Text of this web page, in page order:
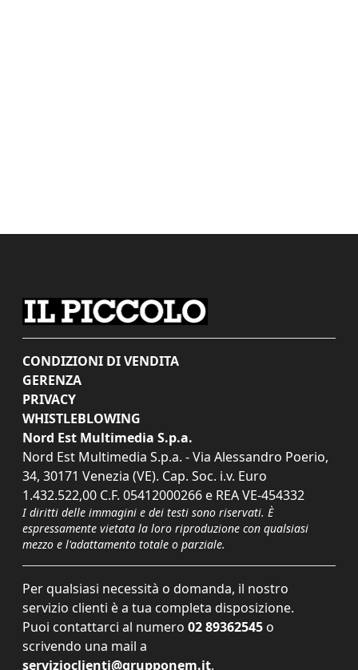
CONDIZIONI DI VENDITA
GERENZA
PRIVACY
WHISTLEBLOWING
Nord Est Multimedia S.p.a.
Nord Est Multimedia S.p.a. - Via Alessandro Poerio,
34, 30171 Venezia (VE). Cap. Soc. i.v. Euro
1.432.522,00 C.F. 05412000266 e REA VE-454332
I diritti delle immagini e dei testi sono riservati. È
espressamente vietata la loro riproduzione con qualsiasi
mezzo e l'adattamento totale o parziale.
Per qualsiasi necessità o domanda, il nostro
servizio clienti è a tua completa disposizione.
Puoi contattarci al numero 02 89362545 o
scrivendo una mail a
servizioclienti@grupponem.it.